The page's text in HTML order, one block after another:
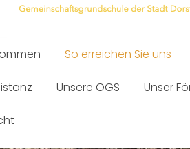
So erreichen Sie uns
Unsere OGS Unser